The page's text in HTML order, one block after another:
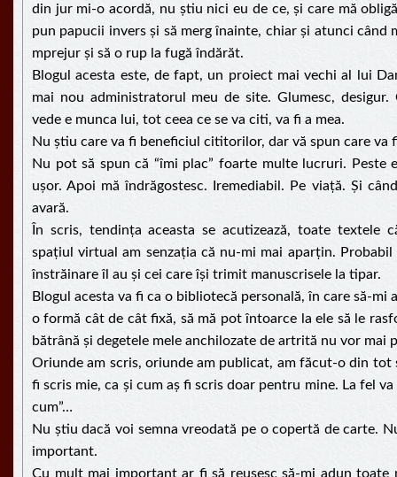
din jur mi-o acordă, nu știu nici eu de ce, și care mă
pun papucii invers și să merg înainte, chiar și atunci când
mprejur și să o rup la fugă îndărăt.
Blogul acesta este, de fapt, un proiect mai vechi al lui
mai nou administratorul meu de site. Glumesc,
vede e munca lui, tot ceea ce se va citi, va fi a mea.
Nu știu care va fi beneficiul cititorilor, dar vă spun care va
Nu pot să spun că “îmi plac” foarte multe lucruri. Peste
ușor. Apoi mă îndrăgostesc. Iremediabil. Pe viață. Și
avară.
În scris, tendința aceasta se acutizează, toate textele
spațiul virtual am senzația că nu-mi mai aparțin. Probabil
înstrăinare îl au și cei care își trimit manuscrisele la tipar.
Blogul acesta va fi ca o bibliotecă personală, în care să-mi
o formă cât de cât fixă, să mă pot întoarce la ele să le
bătrână și degetele mele anchilozate de artrită nu vor mai
Oriunde am scris, oriunde am publicat, am făcut-o din tot
fi scris mie, ca și cum aș fi scris doar pentru mine. La fel
cum”…
Nu știu dacă voi semna vreodată pe o copertă de carte.
important.
Cu mult mai important ar fi să reușesc să-mi adun toate